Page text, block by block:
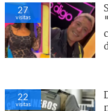
27
visitas
22
visitas